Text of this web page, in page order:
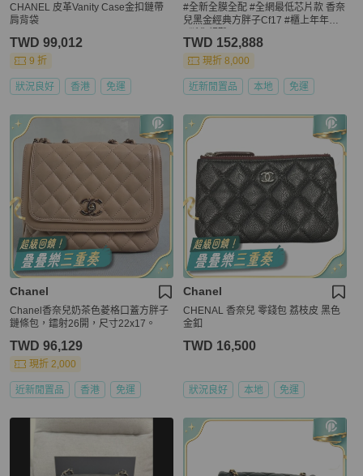
CHANEL 皮革Vanity Case金扣鏈帶
肩背袋
TWD 99,012
9 折
狀況良好 香港 免運
#全新全膜全配 #全網最低芯片款 香奈
兒黑金經典方胖子Cf17 #櫃上年年漲
TWD 152,888
現折 8,000
近新閒置品 本地 免運
Chanel
Chanel香奈兒奶茶色菱格口蓋方胖子
鏈條包，鐳射26開，尺寸22x17。
TWD 96,129
現折 2,000
近新閒置品 香港 免運
Chanel
CHENAL 香奈兒 零錢包 荔枝皮 黑色
金釦
TWD 16,500
狀況良好 本地 免運